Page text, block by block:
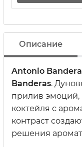
Описание
Antonio
Banderas.
прилив эмоций,
коктейля с
контраст
решения